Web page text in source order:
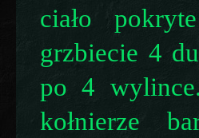
ciało
grzbiecie 4
po 4
kołnierze